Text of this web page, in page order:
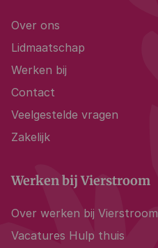
Over ons
Lidmaatschap
Werken bij
Contact
Veelgestelde vragen
Zakelijk
Werken bij Vierstroom
Over werken bij Vierstroom
Vacatures Hulp thuis